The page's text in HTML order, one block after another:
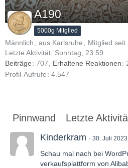
A190
5000g Mitglied
Männlich aus Karlsruhe
Mitglied seit
Letzte Aktivität: Sonntag, 23:59
Beiträge
707 Erhaltene Reaktionen
Profil-Aufrufe
4.547
Pinnwand Letzte
Kinderkram 30. Juli 2023
Schau mal nach bei
verkaufsplattform von